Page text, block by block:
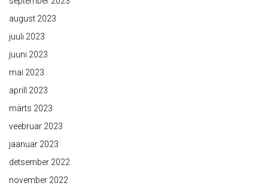
august 2023
juuli 2023
juuni 2023
mai 2023
aprill 2023
märts 2023
veebruar 2023
jaanuar 2023
detsember 2022
november 2022